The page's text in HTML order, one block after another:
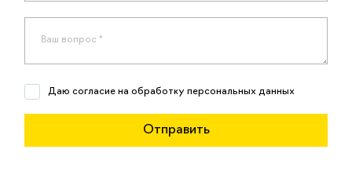
Даю согласие на обработку персональных данных